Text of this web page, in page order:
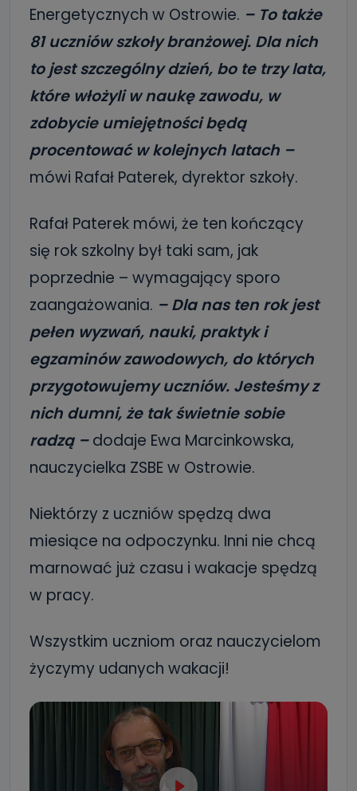
Energetycznych w Ostrowie. – To także
81 uczniów szkoły branżowej. Dla nich
to jest szczególny dzień, bo te trzy lata,
które włożyli w naukę zawodu, w
zdobycie umiejętności będą
procentować w kolejnych latach –
mówi Rafał Paterek, dyrektor szkoły.
Rafał Paterek mówi, że ten kończący
się rok szkolny był taki sam, jak
poprzednie – wymagający sporo
zaangażowania. – Dla nas ten rok jest
pełen wyzwań, nauki, praktyk i
egzaminów zawodowych, do których
przygotowujemy uczniów. Jesteśmy z
nich dumni, że tak świetnie sobie
radzą –dodaje Ewa Marcinkowska,
nauczycielka ZSBE w Ostrowie.
Niektórzy z uczniów spędzą dwa
miesiące na odpoczynku. Inni nie chcą
marnować już czasu i wakacje spędzą
w pracy.
Wszystkim uczniom oraz nauczycielom
życzymy udanych wakacji!